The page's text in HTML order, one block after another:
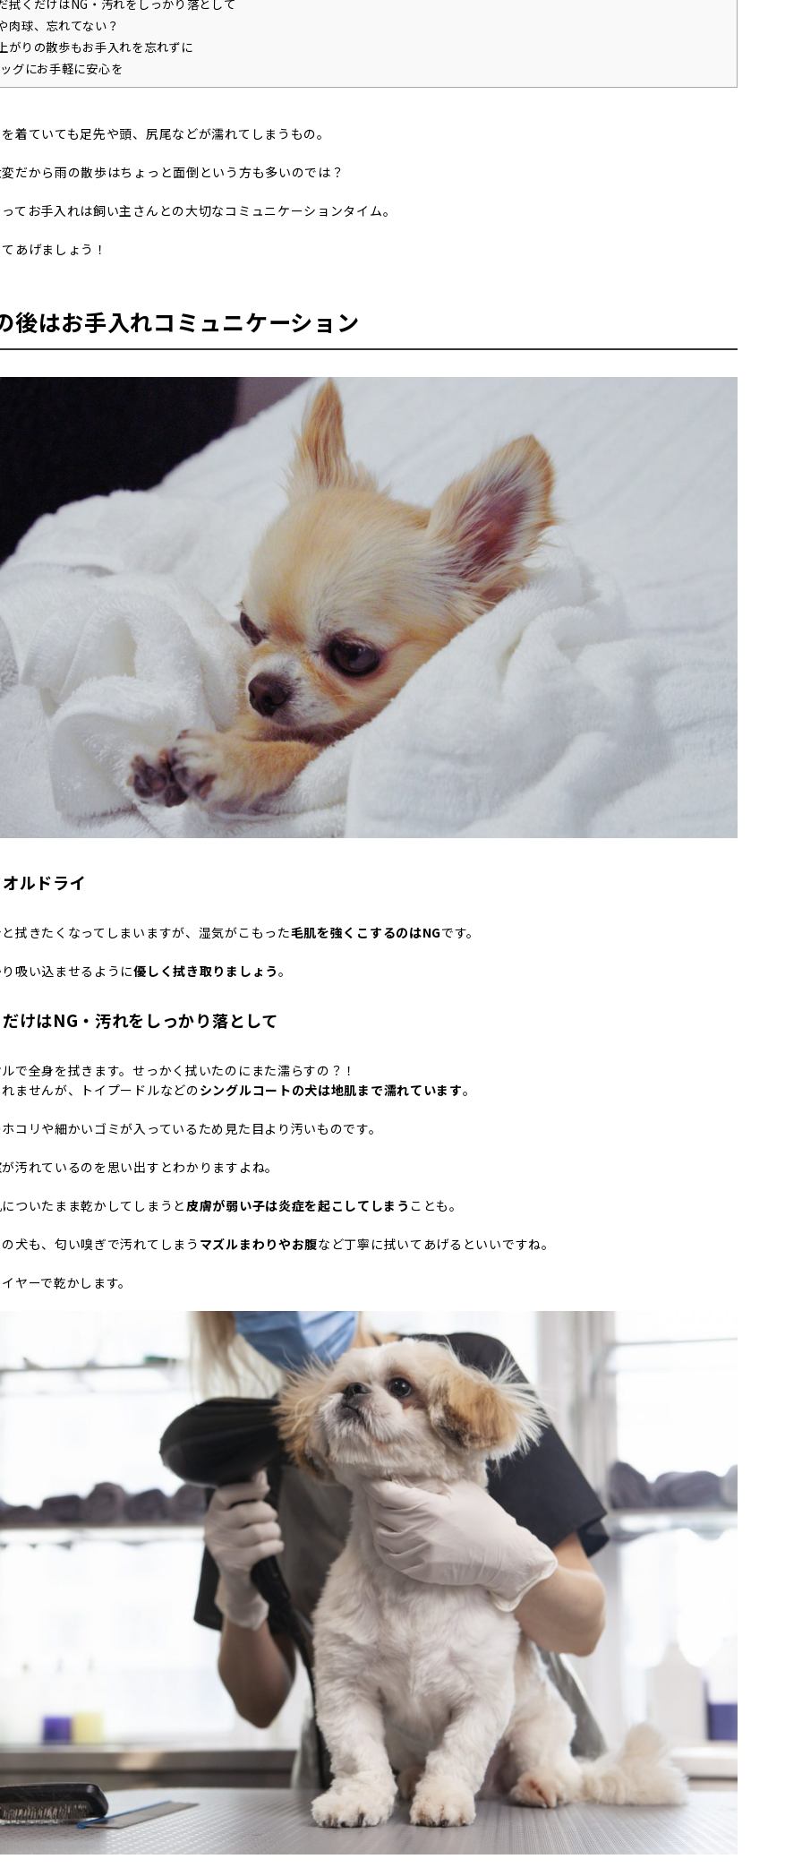
拭くだけはNG・汚れをしっかり落として
肉球、忘れてない？
がりの散歩もお手入れを忘れずに
グにお手軽に安心を
着ていても足先や頭、尻尾などが濡れてしまうもの。
だから雨の散歩はちょっと面倒という方も多いのでは？
てお手入れは飼い主さんとの大切なコミュニケーションタイム。
あげましょう！
後はお手入れコミュニケーション
ルドライ
拭きたくなってしまいますが、湿気がこもった毛肌を強くこするのはNGです。
吸い込ませるように優しく拭き取りましょう。
けはNG・汚れをしっかり落として
で全身を拭きます。せっかく拭いたのにまた濡らすの？！
ませんが、トイプードルなどのシングルコートの犬は地肌まで濡れています。
コリや細かいゴミが入っているため見た目より汚いものです。
汚れているのを思い出すとわかりますよね。
ついたまま乾かしてしまうと皮膚が弱い子は炎症を起こしてしまう ことも。
犬も、匂い嗅ぎで汚れてしまう マズルまわりやお腹など丁寧に拭いてあげるといいですね。
ヤーで乾かします。